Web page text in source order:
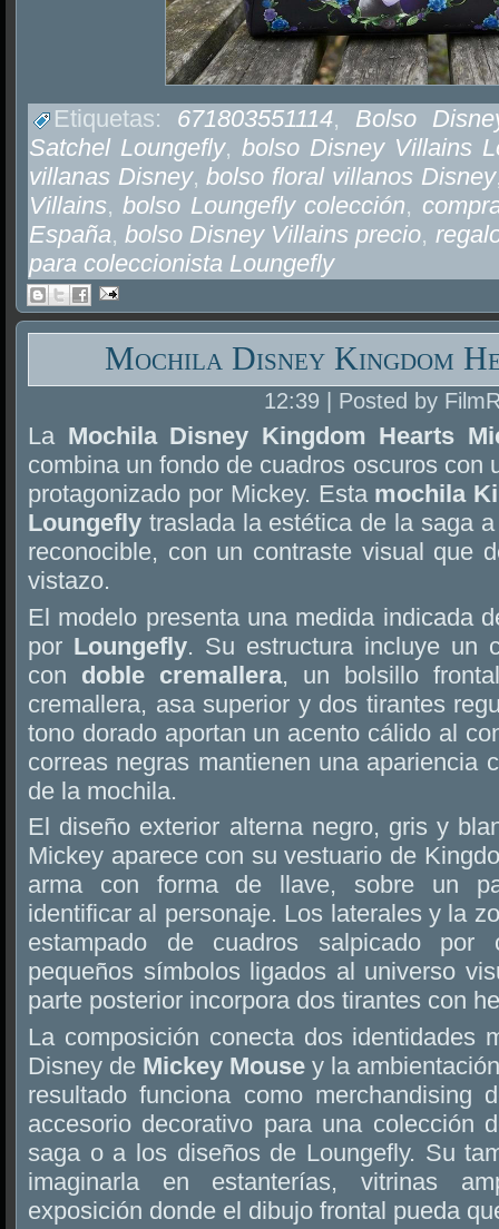
Etiquetas: 671803551114, Bolso
Satchel Loungefly, bolso Disney Villains
villanas Disney,bolso floral villanos Disney
Villains,bolso Loungefly colección,
España,bolso Disney Villains precio,
para coleccionista Loungefly
Mochila Disney Kingdom
12:39 | Posted by
La Mochila Disney Kingdom Hearts
combina un fondo de cuadros oscuros con
protagonizado por Mickey. Esta mochila
Loungefly traslada la estética de la saga
reconocible, con un contraste visual que
vistazo.
El modelo presenta una medida indicada
por Loungefly. Su estructura incluye un
con doble cremallera, un bolsillo
cremallera, asa superior y dos tirantes
tono dorado aportan un acento cálido al
correas negras mantienen una apariencia
de la mochila.
El diseño exterior alterna negro, gris y
Mickey aparece con su vestuario de
arma con forma de llave, sobre un
identificar al personaje. Los laterales y la
estampado de cuadros salpicado por
pequeños símbolos ligados al universo
parte posterior incorpora dos tirantes con
La composición conecta dos identidades
Disney de Mickey Mouse y la
resultado funciona como merchandising
accesorio decorativo para una colección
saga o a los diseños de Loungefly. Su
imaginarla en estanterías, vitrinas
exposición donde el dibujo frontal pueda